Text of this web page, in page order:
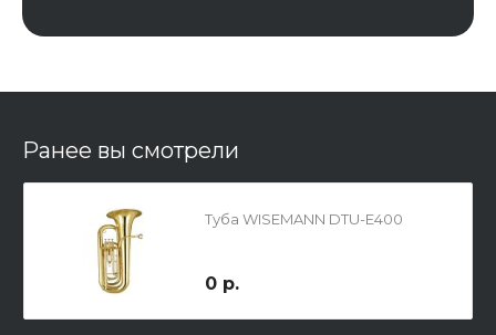
Ранее вы смотрели
Туба WISEMANN DTU-E400
0 р.